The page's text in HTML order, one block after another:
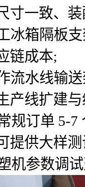
寸一致、
冰箱隔板
链成本;
流水线输
产线扩建
规订单 5-
提供大样
机参数调